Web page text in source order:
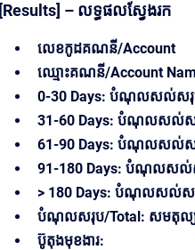
[Results] – លទ្ធផលស្វែងរក
លេខកូដគណនី/Account
ឈ្មោះ​គណនី/Account
0-30 Days: បំណុលសល់សរុ
31-60 Days: បំណុលសល់សរុ
61-90 Days: បំណុលសល់សរុ
91-180 Days: បំណុលសល់ស
> 180 Days: បំណុលសល់ស
បំណុល​សរុប/Total: សមតុល្យ
ប៊ូតុងមុខងារ: